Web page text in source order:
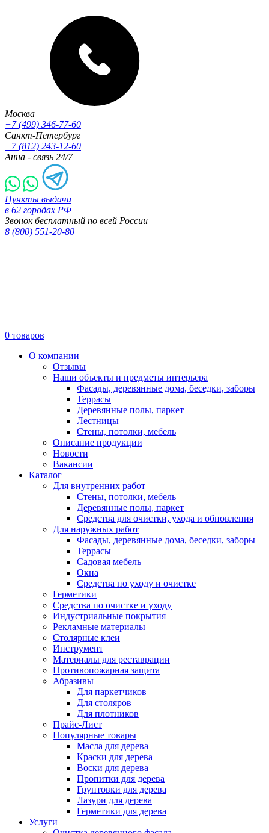
Москва
+7 (499) 346-77-60
Санкт-Петербург
+7 (812) 243-12-60
Анна - связь 24/7
Пункты выдачи
в 62 городах РФ
Звонок бесплатный по всей России
8 (800) 551-20-80
0 товаров
О компании
Отзывы
Наши объекты и предметы интерьера
Фасады, деревянные дома, беседки, заборы
Террасы
Деревянные полы, паркет
Лестницы
Стены, потолки, мебель
Описание продукции
Новости
Вакансии
Каталог
Для внутренних работ
Стены, потолки, мебель
Деревянные полы, паркет
Средства для очистки, ухода и обновления
Для наружных работ
Фасады, деревянные дома, беседки, заборы
Террасы
Садовая мебель
Окна
Средства по уходу и очистке
Герметики
Средства по очистке и уходу
Индустриальные покрытия
Рекламные материалы
Столярные клеи
Инструмент
Материалы для реставрации
Противопожарная защита
Абразивы
Для паркетчиков
Для столяров
Для плотников
Прайс-Лист
Популярные товары
Масла для дерева
Краски для дерева
Воски для дерева
Пропитки для дерева
Грунтовки для дерева
Лазури для дерева
Герметики для дерева
Услуги